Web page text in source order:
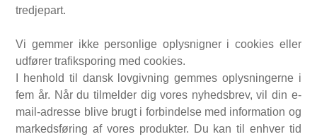
tredjepart.
Vi gemmer ikke personlige oplysnigner i cookies eller
udfører trafiksporing med cookies.
I henhold til dansk lovgivning gemmes oplysningerne i
fem år. Når du tilmelder dig vores nyhedsbrev, vil din e-
mail-adresse blive brugt i forbindelse med information og
markedsføring af vores produkter. Du kan til enhver tid